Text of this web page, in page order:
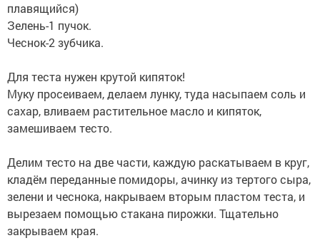
плавящийся)
Зелень-1 пучок.
Чеснок-2 зубчика.
Для теста нужен крутой кипяток!
Муку просеиваем, делаем лунку, туда насыпаем соль и
сахар, вливаем растительное масло и кипяток,
замешиваем тесто.
Делим тесто на две части, каждую раскатываем в круг,
кладём переданные помидоры, ачинку из тертого сыра,
зелени и чеснока, накрываем вторым пластом теста, и
вырезаем помощью стакана пирожки. Тщательно
закрываем края.